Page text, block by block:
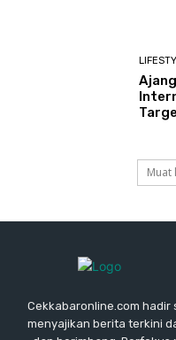
Muat
Cekkabaronline.com
menyajikan berita terkini